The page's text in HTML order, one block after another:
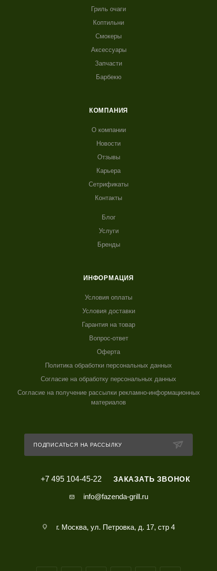
Гриль очаги
Коптильни
Смокеры
Аксессуары
Запчасти
Барбекю
КОМПАНИЯ
О компании
Новости
Отзывы
Карьера
Сетрификаты
Контакты
Блог
Услуги
Бренды
ИНФОРМАЦИЯ
Условия оплаты
Условия доставки
Гарантия на товар
Вопрос-ответ
Оферта
Политика обработки персональных данных
Согласие на обработку персональных данных
Согласие на получение рассылки рекламно-информационных
материалов
ПОДПИСАТЬСЯ НА РАССЫЛКУ
+7 495 104-45-22 ЗАКАЗАТЬ ЗВОНОК
info@fazenda-grill.ru
г. Москва, ул. Петровка, д. 17, стр 4